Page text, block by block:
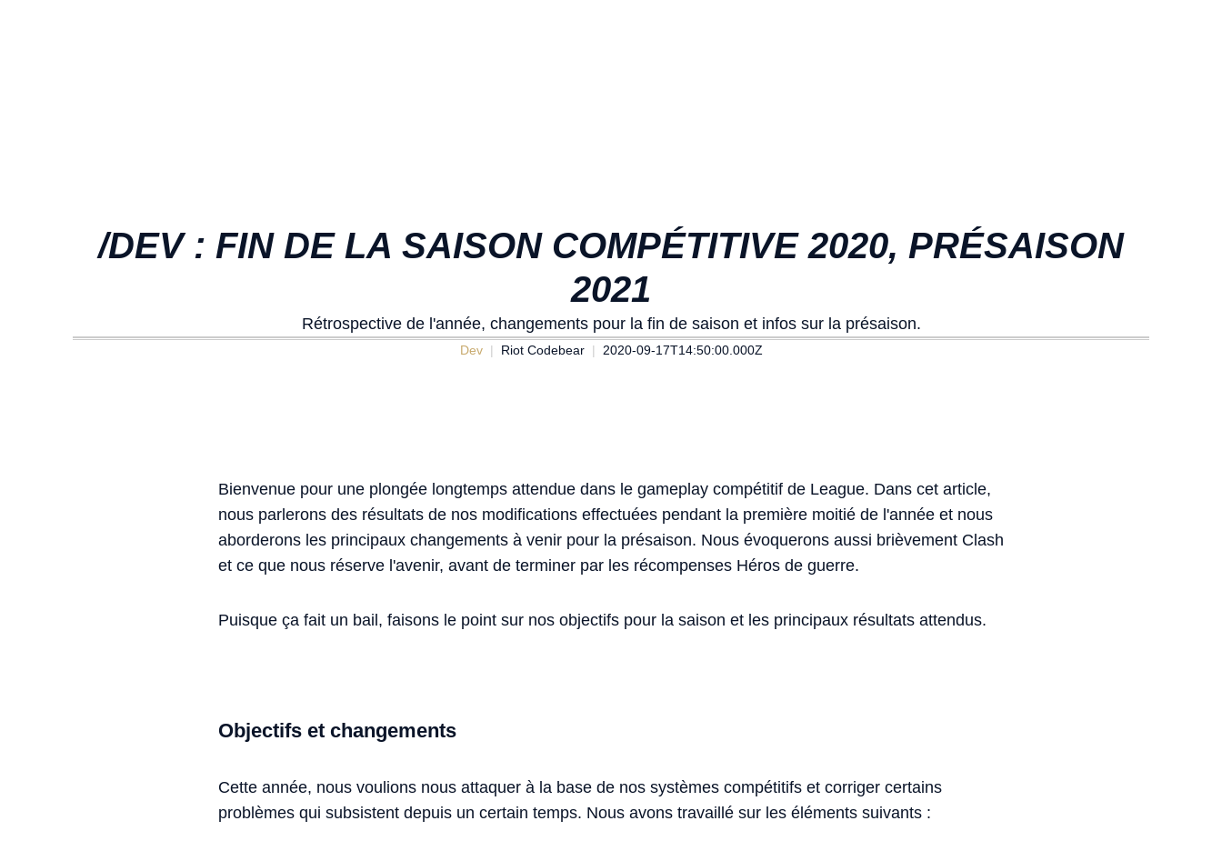
/DEV : FIN DE LA SAISON COMPÉTITIVE 2020, PRÉSAISON
2021
Rétrospective de l'année, changements pour la fin de saison et infos sur la présaison.
Dev Riot Codebear 2020-09-17T14:50:00.000Z
Bienvenue pour une plongée longtemps attendue dans le gameplay compétitif de League. Dans cet article,
nous parlerons des résultats de nos modifications effectuées pendant la première moitié de l'année et nous
aborderons les principaux changements à venir pour la présaison. Nous évoquerons aussi brièvement Clash
et ce que nous réserve l'avenir, avant de terminer par les récompenses Héros de guerre.
Puisque ça fait un bail, faisons le point sur nos objectifs pour la saison et les principaux résultats attendus.
Objectifs et changements
Cette année, nous voulions nous attaquer à la base de nos systèmes compétitifs et corriger certains
problèmes qui subsistent depuis un certain temps. Nous avons travaillé sur les éléments suivants :